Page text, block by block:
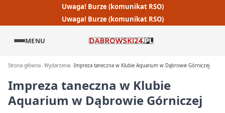
Uwaga! Burze (komunikat RSO)
Uwaga! Burze (komunikat RSO)
MENU
Strona główna Wydarzenia Impreza taneczna w Klubie Aquarium w Dąbrowie Górniczej
Impreza taneczna w Klubie
Aquarium w Dąbrowie Górniczej